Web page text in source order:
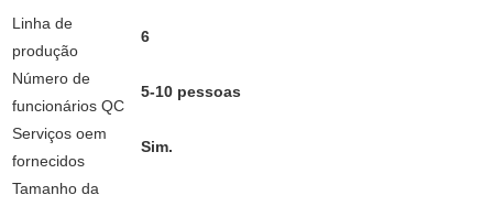
Linha de
produção
6
Número de
funcionários QC
5-10 pessoas
Serviços oem
fornecidos
Sim.
Tamanho da